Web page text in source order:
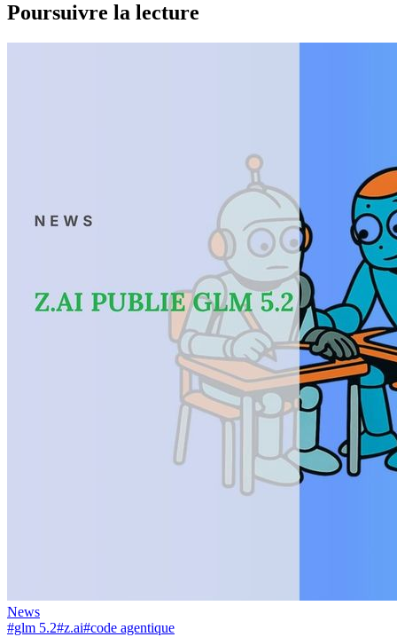
Poursuivre la lecture
News
#glm 5.2#z.ai#code agentique